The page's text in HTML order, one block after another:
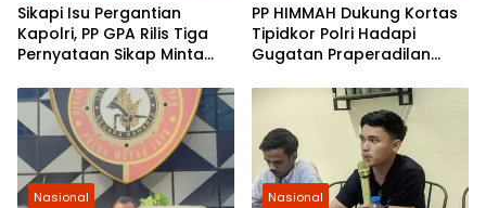
Sikapi Isu Pergantian
Kapolri, PP GPA Rilis Tiga
Pernyataan Sikap Minta
PP HIMMAH Dukung Kortas
Tipidkor Polri Hadapi
Gugatan Praperadilan
Nasional Nasional